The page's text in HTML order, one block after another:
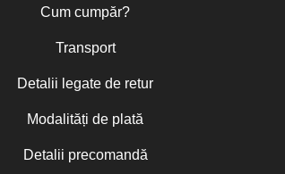
Cum cumpăr?
Transport
Detalii legate de retur
Modalități de plată
Detalii precomandă